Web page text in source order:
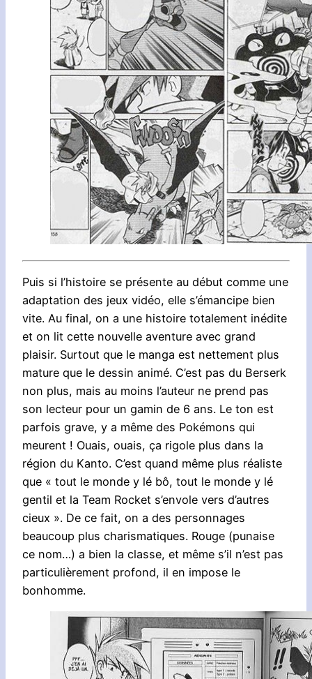
Puis si l’histoire se présente au début comme une
adaptation des jeux vidéo, elle s’émancipe bien
vite. Au final, on a une histoire totalement inédite
et on lit cette nouvelle aventure avec grand
plaisir. Surtout que le manga est nettement plus
mature que le dessin animé. C’est pas du Berserk
non plus, mais au moins l’auteur ne prend pas
son lecteur pour un gamin de 6 ans. Le ton est
parfois grave, y a même des Pokémons qui
meurent ! Ouais, ouais, ça rigole plus dans la
région du Kanto. C’est quand même plus réaliste
que « tout le monde y lé bô, tout le monde y lé
gentil et la Team Rocket s’envole vers d’autres
cieux ». De ce fait, on a des personnages
beaucoup plus charismatiques. Rouge (punaise
ce nom…) a bien la classe, et même s’il n’est pas
particulièrement profond, il en impose le
bonhomme.